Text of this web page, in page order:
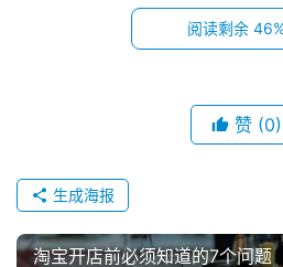
首
页
快速退款目前适用于“已收
买家提交退货信息后，淘宝会为
可以查看自己支付宝账户里的钱
于具体的流程，我们来看看下面的
阅读剩余
赞 (0)
生成海报
淘宝开店前必须知道的7个问题